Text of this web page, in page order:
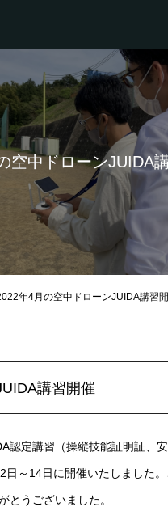
空中ドローンJUIDA
年4月の空中ドローンJUIDA講習
講習開催
認定講習（操縦技能証明証、
日～14日に開催いたしました
とうございました。